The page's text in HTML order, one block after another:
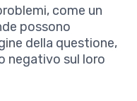
come un
possono
della questione,
negativo sul loro